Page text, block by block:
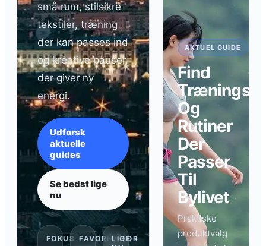
små rum, stilsikre
tekstiler, træning
der kan passes ind
og kreative pauser,
der giver ny
energi.
Udforsk
aktuelle
guides
Se bedst lige
nu
FOKUS FAVORITSPOR
LIGE
AKTUEL GUIDE
Find
Og
Rutiner
Der
Passer
Til
Bylivet
Praktiske
produktvalg